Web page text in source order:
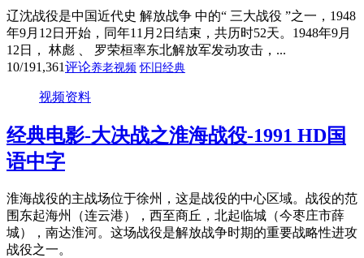
辽沈战役是中国近代史 解放战争 中的“ 三大战役 ”之一，1948
年9月12日开始，同年11月2日结束，共历时52天。1948年9月
12日， 林彪 、 罗荣桓率东北解放军发动攻击，...
10/191,361评论养老视频 怀旧经典
视频资料
经典电影-大决战之淮海战役-1991 HD国
语中字
淮海战役的主战场位于徐州，这是战役的中心区域。战役的范
围东起海州（连云港），西至商丘，北起临城（今枣庄市薛
城），南达淮河。这场战役是解放战争时期的重要战略性进攻
战役之一。